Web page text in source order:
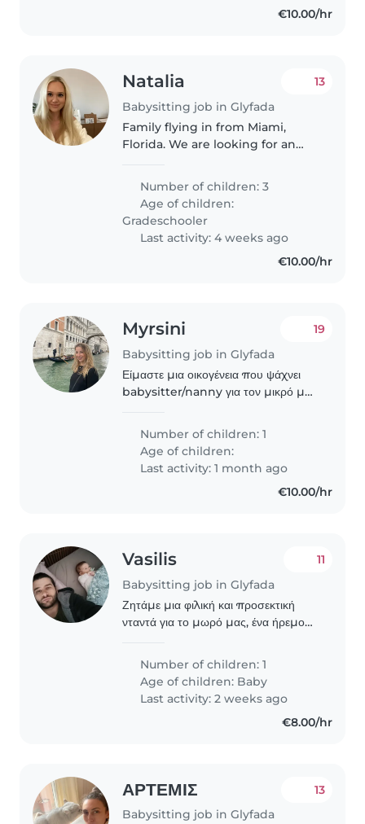
€10.00/hr
Natalia
Babysitting job in Glyfada
13
Family flying in from Miami,
Florida. We are looking for an
children while husband and I go
on dinner 6pm-10pm. I interview
all applicants.
Number of children: 3
Age of children:
Gradeschooler
Last activity: 4 weeks ago
€10.00/hr
Myrsini
Babysitting job in Glyfada
19
Είμαστε μια οικογένεια που ψάχνει
babysitter/nanny για τον μικρό μας
ήσυχη οικογένεια που δουλεύουμε
και οι δυο και χρειαζόμαστε ένα άτομο
εμπιστοσύνης..
Number of children: 1
Age of children:
Last activity: 1 month ago
€10.00/hr
Vasilis
Babysitting job in Glyfada
11
Ζητάμε μια φιλική και προσεκτική
νταντά για το μωρό μας, ένα ήρεμο
Number of children: 1
Age of children: Baby
Last activity: 2 weeks ago
€8.00/hr
ΑΡΤΕΜΙΣ
Babysitting job in Glyfada
13